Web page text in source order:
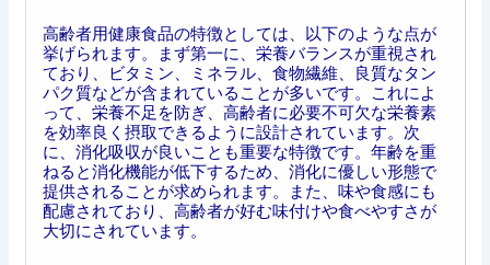
高齢者用健康食品の特徴としては、以下のような点が
挙げられます。まず第一に、栄養バランスが重視され
ており、ビタミン、ミネラル、食物繊維、良質なタン
パク質などが含まれていることが多いです。これによ
って、栄養不足を防ぎ、高齢者に必要不可欠な栄養素
を効率良く摂取できるように設計されています。次
に、消化吸収が良いことも重要な特徴です。年齢を重
ねると消化機能が低下するため、消化に優しい形態で
提供されることが求められます。また、味や食感にも
配慮されており、高齢者が好む味付けや食べやすさが
大切にされています。